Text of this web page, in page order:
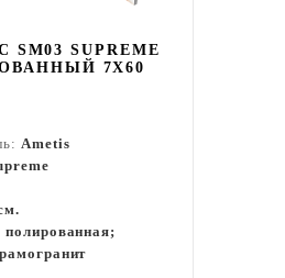
SUPREME
7X60
Ametis
полированная;